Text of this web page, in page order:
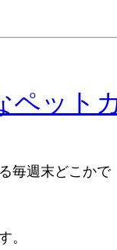
ペット
毎週末どこかで
。